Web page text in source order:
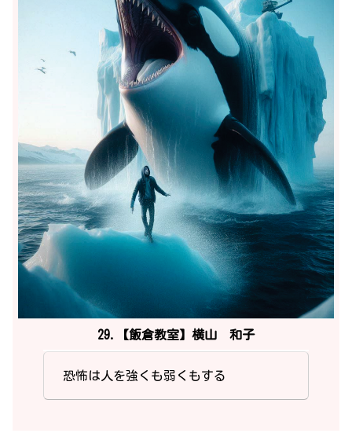
29.【飯倉教室】横山 和子
恐怖は人を強くも弱くもする